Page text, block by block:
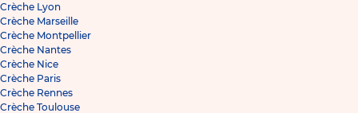
Crèche Lyon
Crèche Marseille
Crèche Montpellier
Crèche Nantes
Crèche Nice
Crèche Paris
Crèche Rennes
Crèche Toulouse